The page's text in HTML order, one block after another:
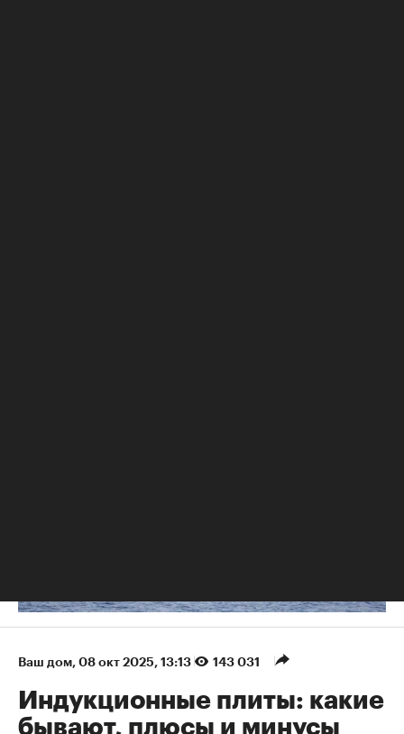
Ваш дом 08 окт 2025, 13:13 143 031
Индукционные плиты: какие
бывают, плюсы и минусы